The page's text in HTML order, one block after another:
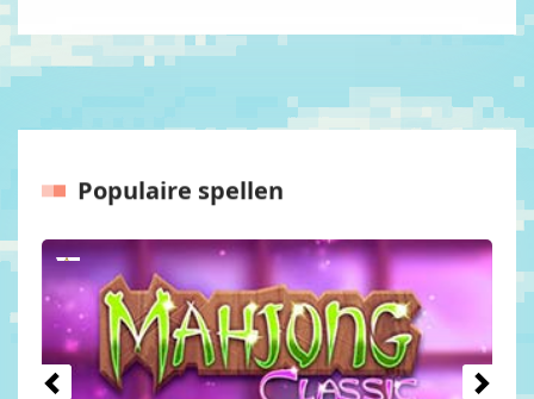
Populaire spellen
Vorige